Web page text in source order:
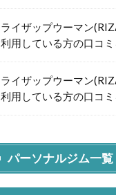
ライザップウーマン
利用している方の口コミ
ライザップウーマン
利用している方の口コミ
パーソナルジム一覧